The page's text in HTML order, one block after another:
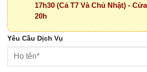
17h30 (Cả T7 Và Chủ Nhật) -
20h
Yêu Cầu Dịch Vụ